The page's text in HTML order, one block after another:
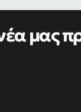
μας